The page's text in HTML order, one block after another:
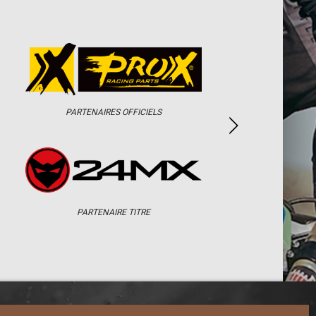
PARTENAIRES OFFICIELS
PARTENAIRE TITRE